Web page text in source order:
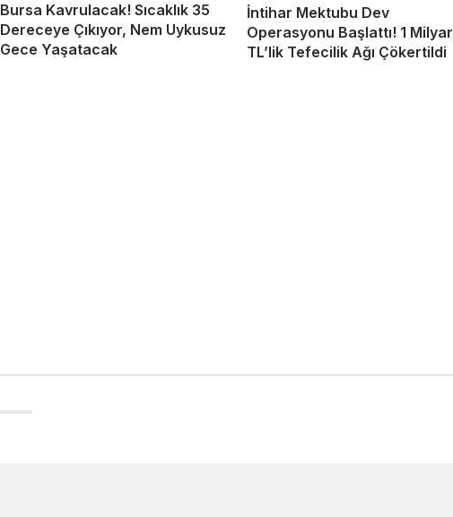
Bursa Kavrulacak! Sıcaklık 35
Dereceye Çıkıyor, Nem Uykusuz
Gece Yaşatacak
İntihar Mektubu Dev
Operasyonu Başlattı! 1 Milyar
TL’lik Tefecilik Ağı Çökertildi